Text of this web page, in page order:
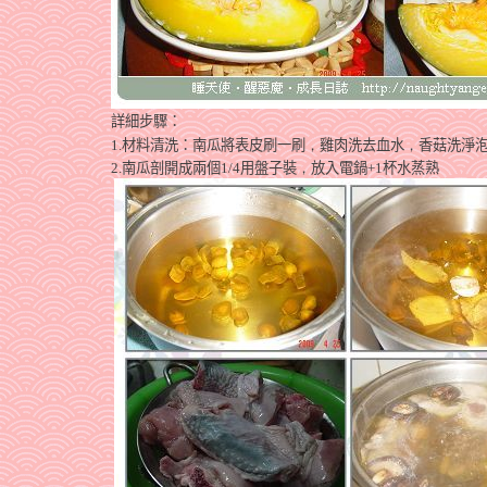
詳細步驟：
1.材料清洗：南瓜將表皮刷一刷，雞肉洗去血水，香菇洗淨
2.南瓜剖開成兩個1/4用盤子裝，放入電鍋+1杯水蒸熟